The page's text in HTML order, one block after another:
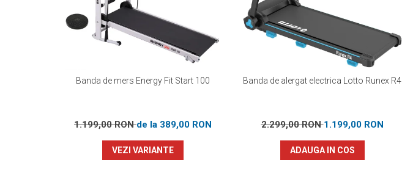
Banda de mers Energy Fit Start 100
1.199,00 RONde la 389,00 RON
VEZI VARIANTE
Banda de alergat electrica Lotto Runex R4
2.299,00 RON1.199,00 RON
ADAUGA IN COS